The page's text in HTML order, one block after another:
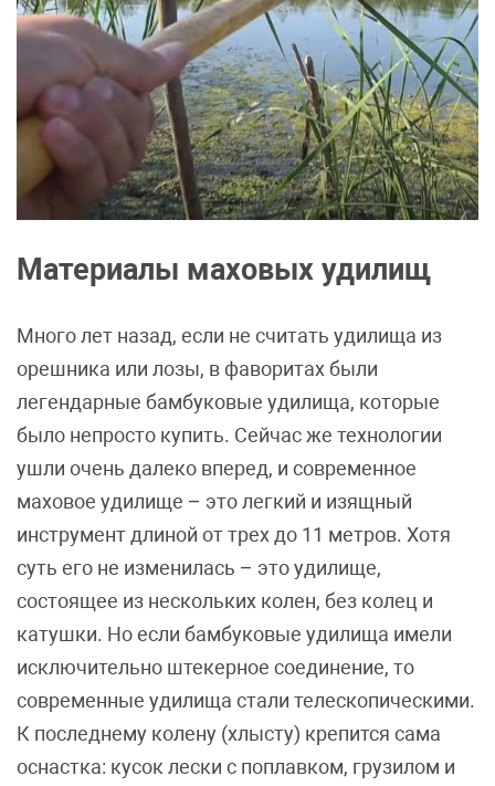
Материалы маховых удилищ
Много лет назад, если не считать удилища из
орешника или лозы, в фаворитах были
легендарные бамбуковые удилища, которые
было непросто купить. Сейчас же технологии
ушли очень далеко вперед, и современное
маховое удилище – это легкий и изящный
инструмент длиной от трех до 11 метров. Хотя
суть его не изменилась – это удилище,
состоящее из нескольких колен, без колец и
катушки. Но если бамбуковые удилища имели
исключительно штекерное соединение, то
современные удилища стали телескопическими.
К последнему колену (хлысту) крепится сама
оснастка: кусок лески с поплавком, грузилом и